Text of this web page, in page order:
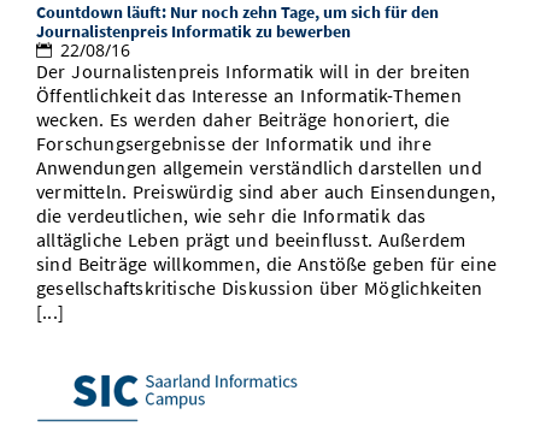
Countdown läuft: Nur noch zehn Tage, um sich für den
Journalistenpreis Informatik zu bewerben
22/08/16
Der Journalistenpreis Informatik will in der breiten
Öffentlichkeit das Interesse an Informatik-Themen
wecken. Es werden daher Beiträge honoriert, die
Forschungsergebnisse der Informatik und ihre
Anwendungen allgemein verständlich darstellen und
vermitteln. Preiswürdig sind aber auch Einsendungen,
die verdeutlichen, wie sehr die Informatik das
alltägliche Leben prägt und beeinflusst. Außerdem
sind Beiträge willkommen, die Anstöße geben für eine
gesellschaftskritische Diskussion über Möglichkeiten
[...]